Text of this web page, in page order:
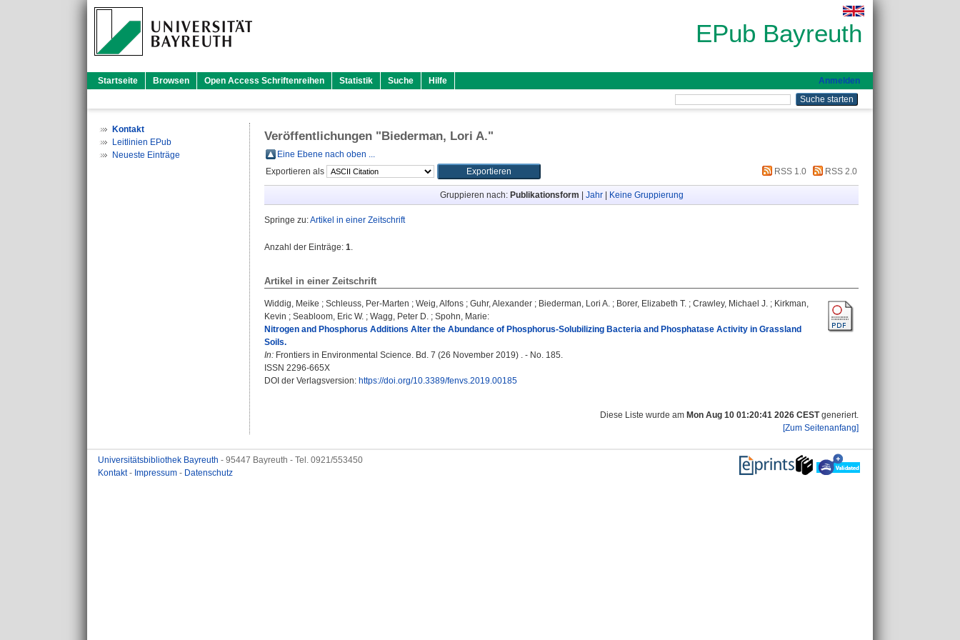
EPub Bayreuth
Startseite Browsen Open Access Schriftenreihen Statistik Suche Hilfe Anmelden
Kontakt
Leitlinien EPub
Neueste Einträge
Veröffentlichungen "Biederman, Lori A."
Eine Ebene nach oben ...
Exportieren als
RSS 1.0 RSS 2.0
Gruppieren nach: Publikationsform Jahr| Keine Gruppierung
Springe zu:Artikel in einer Zeitschrift
Anzahl der Einträge: 1.
Artikel in einer Zeitschrift
Widdig, Meike ; Schleuss, Per-Marten ; Weig, Alfons ; Guhr, Alexander ; Biederman, Lori A. ; Borer, Elizabeth T. ; Crawley, Michael J. ; Kirkman,
Kevin ; Seabloom, Eric W. ; Wagg, Peter D. ; Spohn, Marie:
Nitrogen and Phosphorus Additions Alter the Abundance of Phosphorus-Solubilizing Bacteria and Phosphatase Activity in Grassland
Soils.
In: Frontiers in Environmental Science. Bd. 7 (26 November 2019) . - No. 185.
ISSN 2296-665X
DOI der Verlagsversion: https://doi.org/10.3389/fenvs.2019.00185
Diese Liste wurde am Mon Aug 10 01:20:41 2026 CESTgeneriert.
[Zum Seitenanfang]
Universitätsbibliothek Bayreuth - 95447 Bayreuth - Tel. 0921/553450
Kontakt- Impressum - Datenschutz